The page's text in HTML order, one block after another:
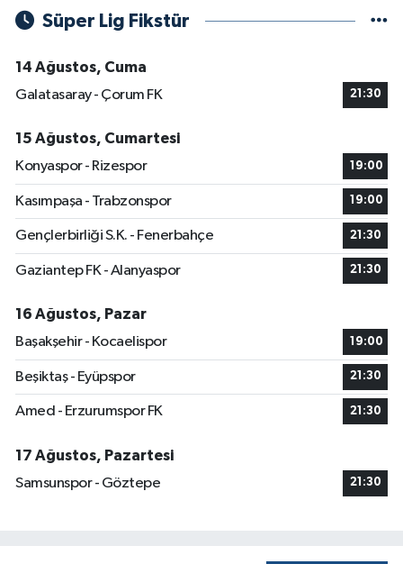
Süper Lig Fikstür
14 Ağustos, Cuma
Galatasaray - Çorum FK
21:30
15 Ağustos, Cumartesi
Konyaspor - Rizespor
19:00
Kasımpaşa - Trabzonspor 19:00
Gençlerbirliği S.K. - Fenerbahçe 21:30
Gaziantep FK - Alanyaspor 21:30
16 Ağustos, Pazar
Başakşehir - Kocaelispor
19:00
Beşiktaş - Eyüpspor 21:30
Amed - Erzurumspor FK 21:30
17 Ağustos, Pazartesi
Samsunspor - Göztepe
21:30